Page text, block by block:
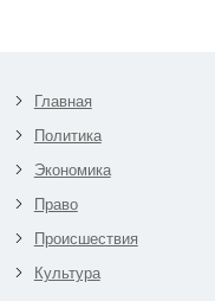
Главная
Политика
Экономика
Право
Происшествия
Культура